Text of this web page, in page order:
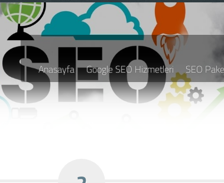
Anasayfa Google SEO Hizmetleri SEO